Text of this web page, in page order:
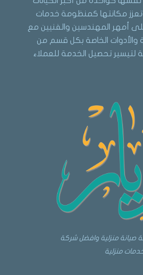
مكانتها كمنظومة خدمات
أمهر المهندسين والفنيين مع
والأدوات الخاصة بكل قسم من
لتيسير تحصيل الخدمة للعملاء
صيانة منزلية وافضل شركة
منزلية